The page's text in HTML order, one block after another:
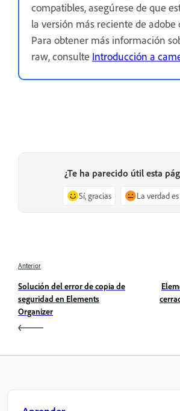
compatibles, asegúrese de que
la versión más reciente de adobe
Para obtener más información
raw, consulte Introducción a
¿Te ha parecido útil esta
Sí, gracias La verdad
Anterior
Solución del error de copia de
seguridad en Elements
Organizer